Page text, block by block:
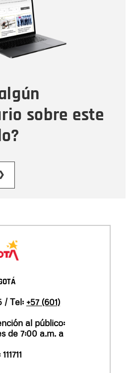
sobre este
/ Tel: +57 (601)
al público:
de 7:00 a.m. a